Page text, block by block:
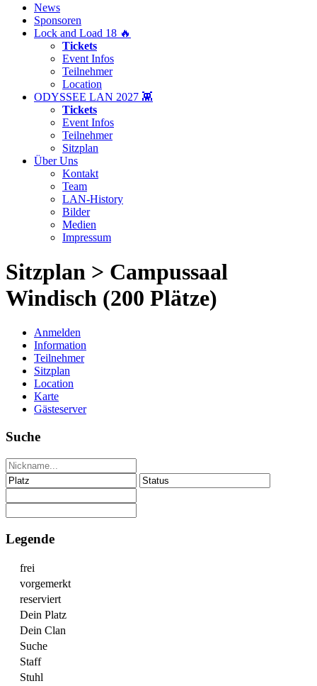
News
Sponsoren
Lock and Load 18 🔥
Tickets
Event Infos
Teilnehmer
Location
ODYSSEE LAN 2027 👾
Tickets
Event Infos
Teilnehmer
Sitzplan
Über Uns
Kontakt
Team
LAN-History
Bilder
Medien
Impressum
Sitzplan > Campussaal
Windisch (200 Plätze)
Anmelden
Information
Teilnehmer
Sitzplan
Location
Karte
Gästeserver
Suche
Legende
frei
vorgemerkt
reserviert
Dein Platz
Dein Clan
Suche
Staff
Stuhl